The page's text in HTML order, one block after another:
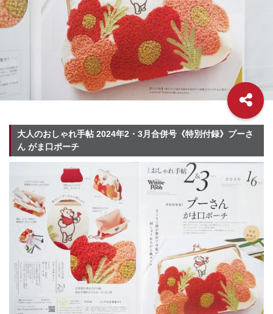
大人のおしゃれ手帖 2024年2・3月合併号《特別付録》プーさ
ん がま口ポーチ